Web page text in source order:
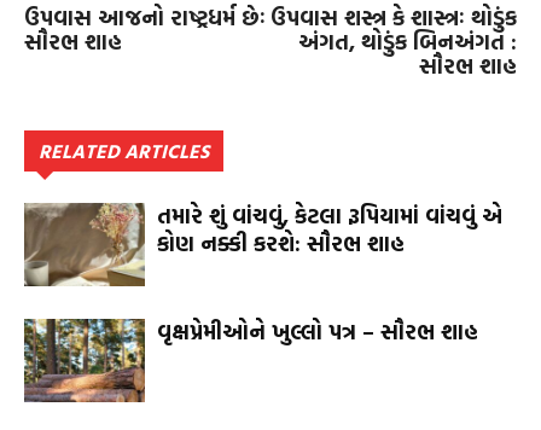
ઉપવાસ આજનો રાષ્ટ્રધર્મ છેઃ
સૌરભ શાહ
ઉપવાસ શસ્ત્ર કે શાસ્ત્રઃ થોડુંક
અંગત, થોડુંક બિનઅંગત :
સૌરભ શાહ
RELATED ARTICLES
તમારે શું વાંચવું, કેટલા રૂપિયામાં વાંચવું એ
કોણ નક્કી કરશે: સૌરભ શાહ
વૃક્ષપ્રેમીઓને ખુલ્લો પત્ર – સૌરભ શાહ